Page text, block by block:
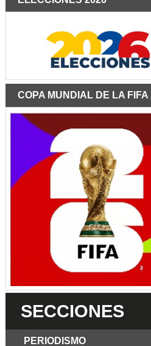
COPA MUNDIAL DE LA FIFA
SECCIONES
PERIODISMO